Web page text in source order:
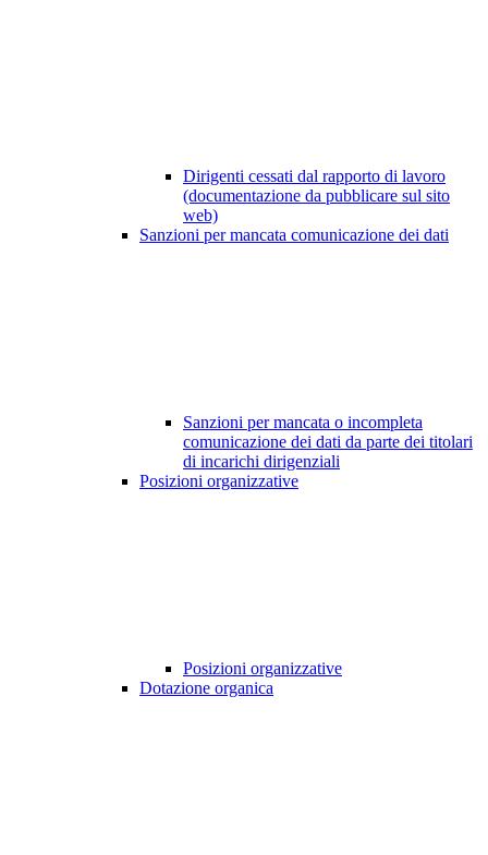
Dirigenti cessati dal rapporto di lavoro
(documentazione da pubblicare sul sito
web)
Sanzioni per mancata comunicazione dei dati
Sanzioni per mancata o incompleta
comunicazione dei dati da parte dei titolari
di incarichi dirigenziali
Posizioni organizzative
Posizioni organizzative
Dotazione organica